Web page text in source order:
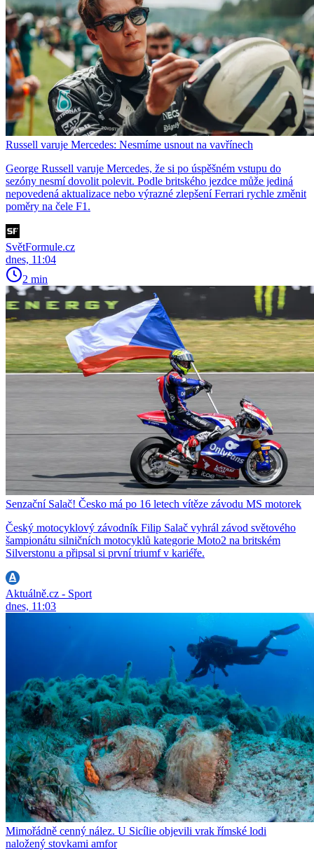
Russell varuje Mercedes: Nesmíme usnout na vavřínech
George Russell varuje Mercedes, že si po úspěšném vstupu do
sezóny nesmí dovolit polevit. Podle britského jezdce může jediná
nepovedená aktualizace nebo výrazné zlepšení Ferrari rychle změnit
poměry na čele F1.
SvětFormule.cz
dnes, 11:04
2 min
Senzační Salač! Česko má po 16 letech vítěze závodu MS motorek
Český motocyklový závodník Filip Salač vyhrál závod světového
šampionátu silničních motocyklů kategorie Moto2 na britském
Silverstonu a připsal si první triumf v kariéře.
Aktuálně.cz - Sport
dnes, 11:03
Mimořádně cenný nález. U Sicílie objevili vrak římské lodi
naložený stovkami amfor